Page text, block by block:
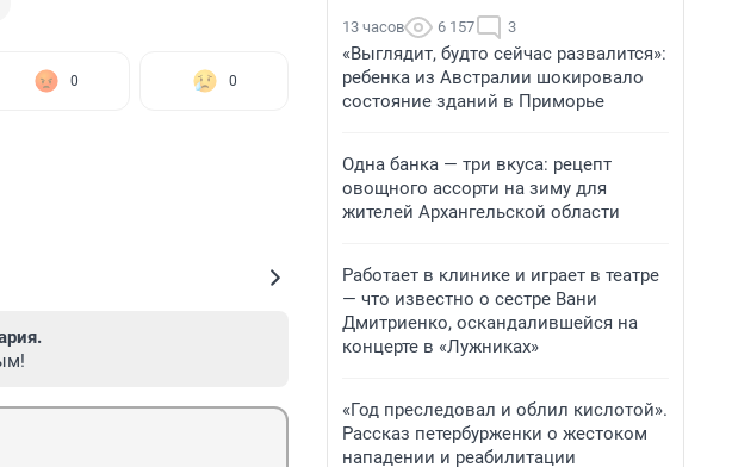
0 0
13 часов 6 157 3
«Выглядит, будто сейчас развалится»:
ребенка из Австралии шокировало
состояние зданий в Приморье
Одна банка — три вкуса: рецепт
овощного ассорти на зиму для
жителей Архангельской области
Работает в клинике и играет в театре
— что известно о сестре Вани
Дмитриенко, оскандалившейся на
концерте в «Лужниках»
«Год преследовал и облил кислотой».
Рассказ петербурженки о жестоком
нападении и реабилитации